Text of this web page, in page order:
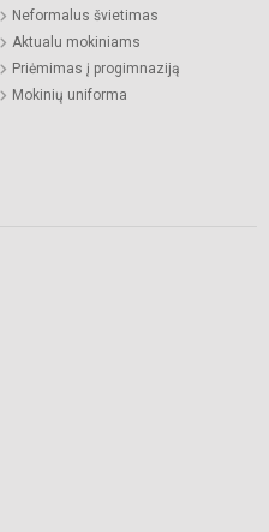
Neformalus švietimas
Aktualu mokiniams
Priėmimas į progimnaziją
Mokinių uniforma